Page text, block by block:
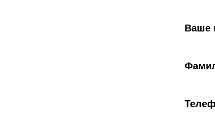
Ваше